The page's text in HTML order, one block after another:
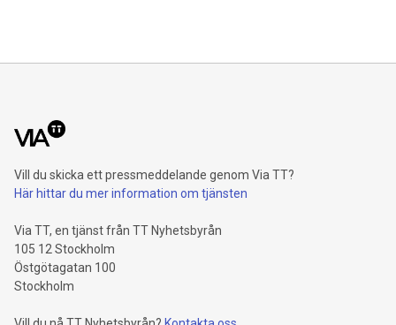
Vill du skicka ett pressmeddelande genom Via TT?
Här hittar du mer information om tjänsten
Via TT, en tjänst från TT Nyhetsbyrån
105 12 Stockholm
Östgötagatan 100
Stockholm